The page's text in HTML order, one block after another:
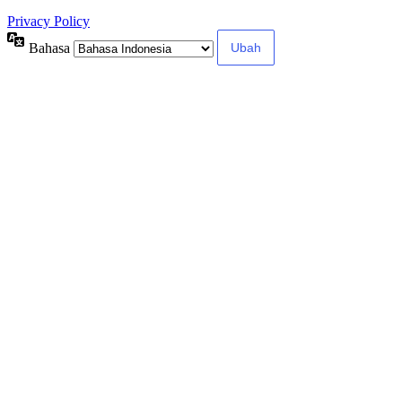
Privacy Policy
Bahasa